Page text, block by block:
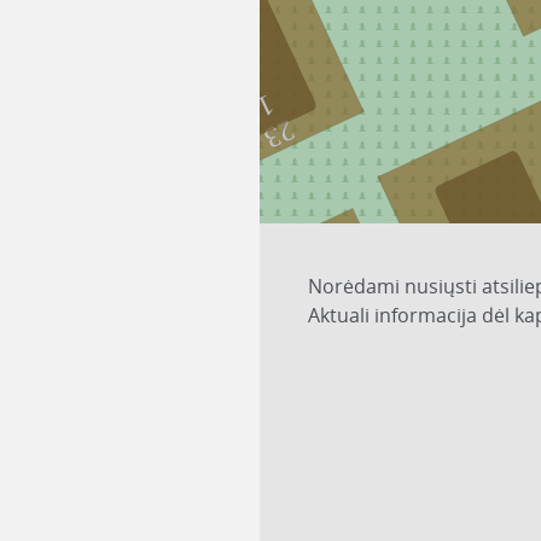
23
1
Norėdami nusiųsti
Aktuali informacija dėl